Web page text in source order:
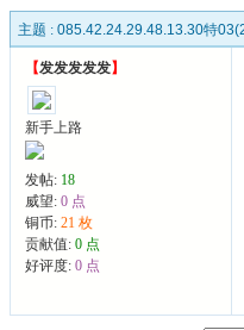
主题 : 085.42.24.29.48.13.30特
【发发发发发】
新手上路
发帖: 18
威望: 0 点
铜币: 21 枚
贡献值: 0 点
好评度: 0 点